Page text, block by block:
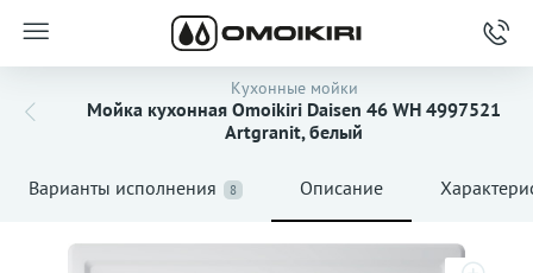
Кухонные мойки
Мойка кухонная Omoikiri Daisen 46 WH 4997521
Artgranit, белый
Варианты исполнения 8 Описание